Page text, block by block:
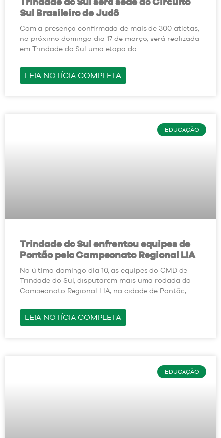
Sul Brasileiro de Judô
Com a presença confirmada de mais de 300 atletas,
no próximo domingo dia 17 de março, será realizada
em Trindade do Sul uma etapa do
LEIA NOTÍCIA COMPLETA
EDUCAÇÃO
Trindade do Sul enfrentou equipes de
Pontão pelo Campeonato Regional LIA
No último domingo dia 10, as equipes do CMD de
Trindade do Sul, disputaram mais uma rodada do
Campeonato Regional LIA, na cidade de Pontão,
LEIA NOTÍCIA COMPLETA
EDUCAÇÃO